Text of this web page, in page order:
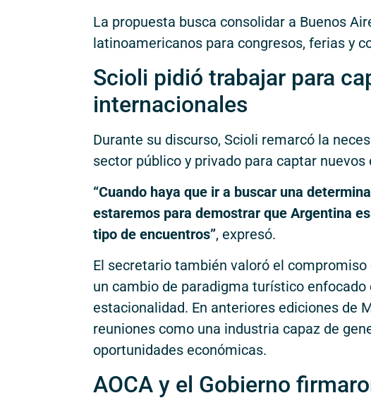
La propuesta busca consolidar a Buenos
latinoamericanos para congresos, ferias y
Scioli pidió trabajar para
internacionales
Durante su discurso, Scioli remarcó la
sector público y privado para captar
“Cuando haya que ir a buscar una
estaremos para demostrar que Argentina
tipo de encuentros”, expresó.
El secretario también valoró el
un cambio de paradigma turístico
estacionalidad. En anteriores ediciones de
reuniones como una industria capaz de
oportunidades económicas.
AOCA y el Gobierno